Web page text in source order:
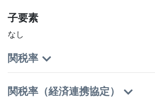
子要素
なし
関税率
関税率（経済連携協定）